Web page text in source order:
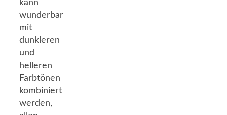
kann
wunderbar
mit
dunkleren
und
helleren
Farbtönen
kombiniert
werden,